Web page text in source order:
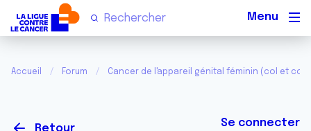
Accueil Forum Cancer de l'appareil génital féminin (col et
Retour Se connecter